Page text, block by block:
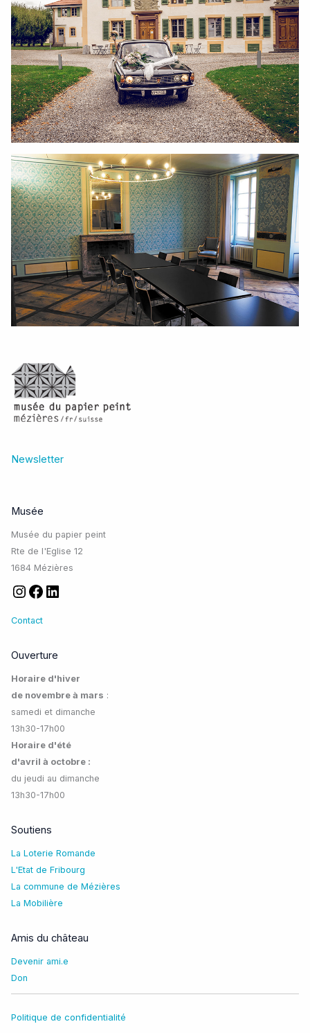
Newsletter
Musée
Musée du papier peint
Rte de l'Eglise 12
1684 Mézières
Contact
Ouverture
Horaire d'hiver
de novembre à mars :
samedi et dimanche
13h30-17h00
Horaire d'été
d'avril à octobre :
du jeudi au dimanche
13h30-17h00
Soutiens
La Loterie Romande
L'Etat de Fribourg
La commune de Mézières
La Mobilière
Amis du château
Devenir ami.e
Don
Politique de confidentialité